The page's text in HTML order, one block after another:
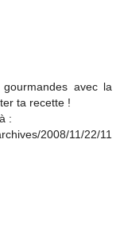
avec la
ta recette !
:
2008/11/22/11